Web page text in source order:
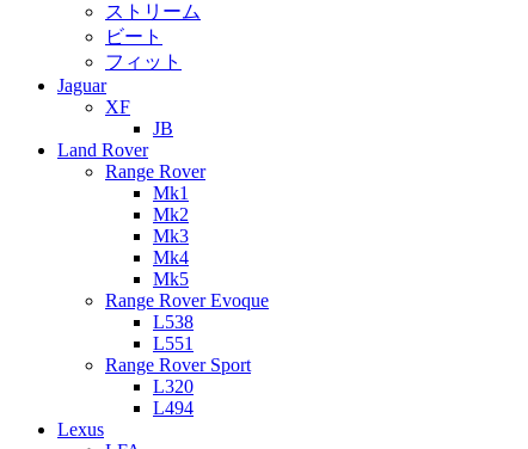
ストリーム
ビート
フィット
Jaguar
XF
JB
Land Rover
Range Rover
Mk1
Mk2
Mk3
Mk4
Mk5
Range Rover Evoque
L538
L551
Range Rover Sport
L320
L494
Lexus